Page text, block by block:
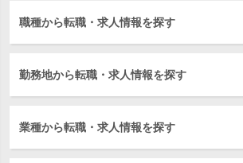
職種から転職・求人情報を探す
勤務地から転職・求人情報を探す
業種から転職・求人情報を探す